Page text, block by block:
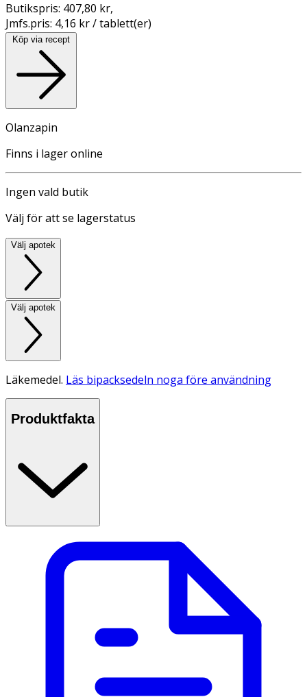
Butikspris: 407,80 kr,
Jmfs.pris: 4,16 kr / tablett(er)
Köp via recept
Olanzapin
Finns i lager online
Ingen vald butik
Välj för att se lagerstatus
Välj apotek
Välj apotek
Läkemedel. Läs bipacksedeln noga före användning
Produktfakta